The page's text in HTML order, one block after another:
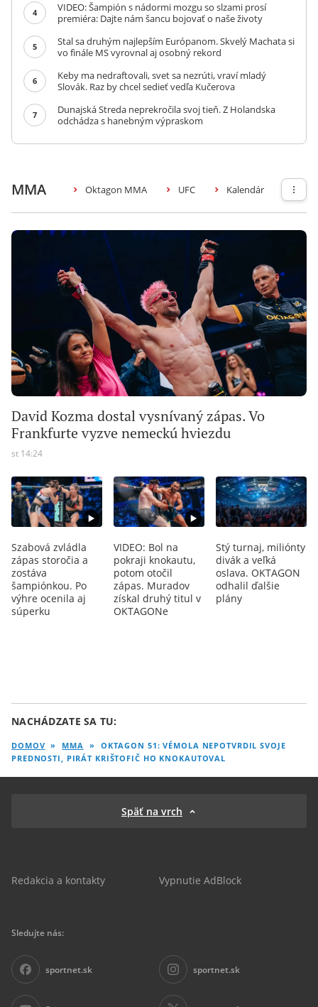
4
VIDEO: Šampión s nádormi mozgu so slzami prosí
premiéra: Dajte nám šancu bojovať o naše životy
5
Stal sa druhým najlepším Európanom. Skvelý Machata si
vo finále MS vyrovnal aj osobný rekord
6
Keby ma nedraftovali, svet sa nezrúti, vraví mladý
Slovák. Raz by chcel sedieť vedľa Kučerova
7
Dunajská Streda neprekročila svoj tieň. Z Holandska
odchádza s hanebným výpraskom
MMA Oktagon MMA UFC Kalendár
David Kozma dostal vysnívaný zápas. Vo
Frankfurte vyzve nemeckú hviezdu
st 14:24
Szabová zvládla
zápas storočia a
zostáva
šampiónkou. Po
výhre ocenila aj
súperku
VIDEO: Bol na
pokraji knokautu,
potom otočil
zápas. Muradov
získal druhý titul v
OKTAGONe
Stý turnaj, miliónty
divák a veľká
oslava. OKTAGON
odhalil ďalšie
plány
NACHÁDZATE SA TU:
DOMOV » MMA » OKTAGON 51: VÉMOLA NEPOTVRDIL SVOJE
PREDNOSTI, PIRÁT KRIŠTOFIČ HO KNOKAUTOVAL
Späť na vrch
Redakcia a kontakty Vypnutie AdBlock
Sledujte nás:
sportnet.sk sportnet.sk